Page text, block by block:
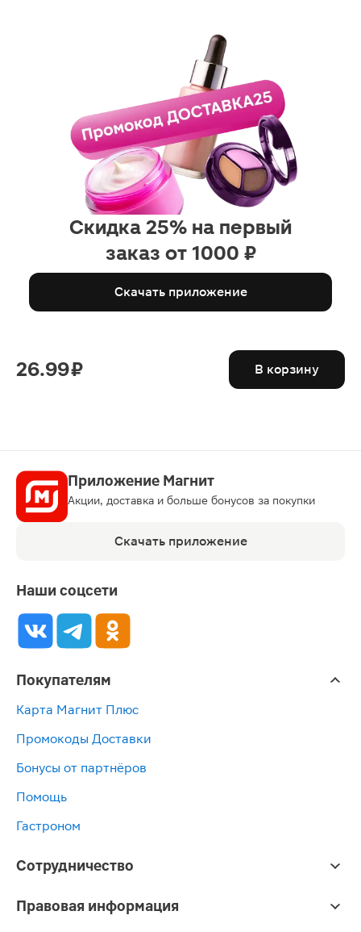
Скидка 25% на первый
заказ от 1000 ₽
Скачать приложение
26.99 ₽ В корзину
Приложение Магнит
Акции, доставка и больше бонусов за покупки
Скачать приложение
Наши соцсети
Покупателям
Карта Магнит Плюс
Промокоды Доставки
Бонусы от партнёров
Помощь
Гастроном
Сотрудничество
Правовая информация